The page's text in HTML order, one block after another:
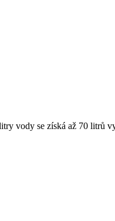
vody se získá až 70 litrů